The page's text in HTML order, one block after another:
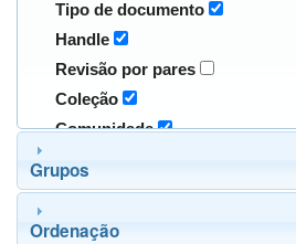
Tipo de documento
Handle
Revisão por pares
Coleção
Comunidade
Grupos
Ordenação